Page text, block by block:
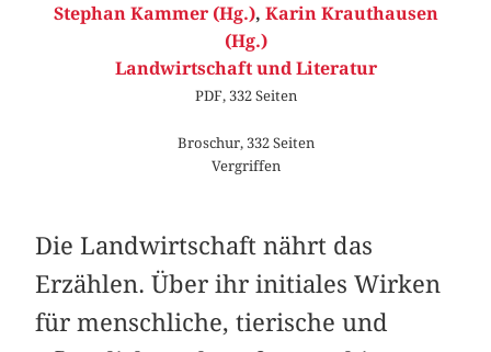
Stephan Kammer (Hg.), Karin Krauthausen
(Hg.)
Landwirtschaft und Literatur
PDF, 332 Seiten
Broschur, 332 Seiten
Vergriffen
Die Landwirtschaft nährt das
Erzählen. Über ihr initiales Wirken
für menschliche, tierische und